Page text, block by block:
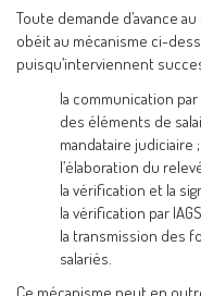
Toute demande d’avance
obéit au mécanisme ci-
puisqu’interviennent
la communication
des éléments de
mandataire judiciaire ;
l’élaboration du
la vérification et la
la vérification par
la transmission des
salariés.